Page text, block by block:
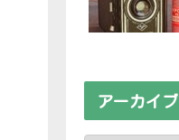
アーカイブ